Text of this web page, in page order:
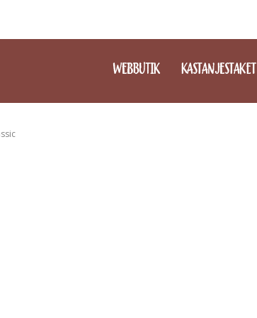
WEBBUTIK KASTANJESTAKET